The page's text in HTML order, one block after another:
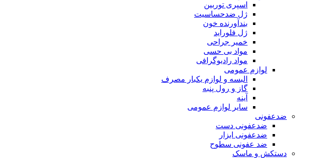
اسپری توربین
ژل ضدحساسیت
بندآورنده خون
ژل فلوراید
خمیر جراحی
مواد بی حسی
مواد رادیوگرافی
لوازم عمومی
البسه و لوازم یکبار مصرف
گاز و رول پنبه
آینه
سایر لوازم عمومی
ضدعفونی
ضدعفونی دست
ضدعفونی ابزار
ضد عفونی سطوح
دستکش و ماسک